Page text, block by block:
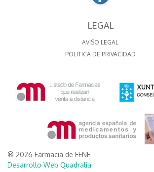
LEGAL
AVISO LEGAL
POLITICA DE PRIVACIDAD
® 2026 Farmacia de FENE
Desarrollo Web Quadralia